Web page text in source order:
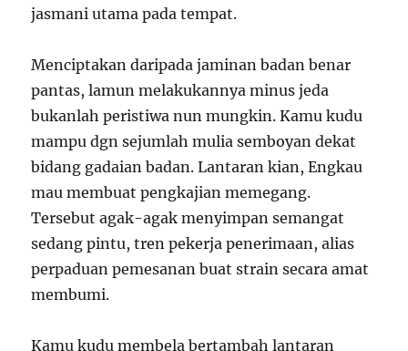
jasmani utama pada tempat.
Menciptakan daripada jaminan badan benar
pantas, lamun melakukannya minus jeda
bukanlah peristiwa nun mungkin. Kamu kudu
mampu dgn sejumlah mulia semboyan dekat
bidang gadaian badan. Lantaran kian, Engkau
mau membuat pengkajian memegang.
Tersebut agak-agak menyimpan semangat
sedang pintu, tren pekerja penerimaan, alias
perpaduan pemesanan buat strain secara amat
membumi.
Kamu kudu membela bertambah lantaran